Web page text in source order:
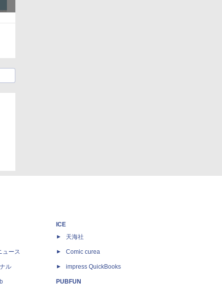
ュース
ル
ICE
天海社
Comic curea
impress QuickBooks
PUBFUN